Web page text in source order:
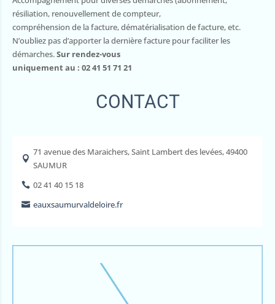
résiliation, renouvellement de compteur,
compréhension de la facture, dématérialisation de facture, etc.
N’oubliez pas d’apporter la dernière facture pour faciliter les
démarches.Sur rendez-vous
uniquement au : 02 41 51 71 21
CONTACT

71 avenue des Maraichers, Saint Lambert des levées, 49400
SAUMUR
 02 41 40 15 18
 eauxsaumurvaldeloire.fr